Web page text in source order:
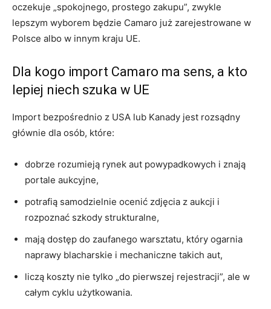
oczekuje „spokojnego, prostego zakupu”, zwykle
lepszym wyborem będzie Camaro już zarejestrowane w
Polsce albo w innym kraju UE.
Dla kogo import Camaro ma sens, a kto
lepiej niech szuka w UE
Import bezpośrednio z USA lub Kanady jest rozsądny
głównie dla osób, które:
dobrze rozumieją rynek aut powypadkowych i znają
portale aukcyjne,
potrafią samodzielnie ocenić zdjęcia z aukcji i
rozpoznać szkody strukturalne,
mają dostęp do zaufanego warsztatu, który ogarnia
naprawy blacharskie i mechaniczne takich aut,
liczą koszty nie tylko „do pierwszej rejestracji”, ale w
całym cyklu użytkowania.